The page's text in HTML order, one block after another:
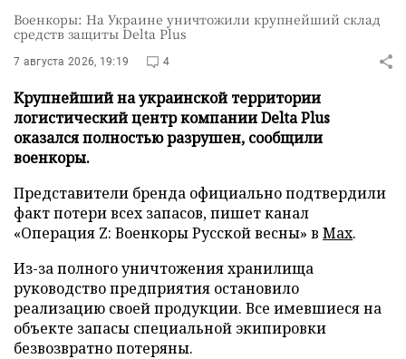
Военкоры: На Украине уничтожили крупнейший склад
средств защиты Delta Plus
7 августа 2026, 19:19 4
Крупнейший на украинской территории
логистический центр компании Delta Plus
оказался полностью разрушен, сообщили
военкоры.
Представители бренда официально подтвердили
факт потери всех запасов, пишет канал
«Операция Z: Военкоры Русской весны» в Max.
Из-за полного уничтожения хранилища
руководство предприятия остановило
реализацию своей продукции. Все имевшиеся на
объекте запасы специальной экипировки
безвозвратно потеряны.